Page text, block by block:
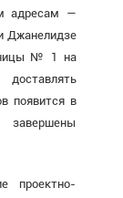
адресам —
Джанелидзе
№ 1 на
появится в
проектно-